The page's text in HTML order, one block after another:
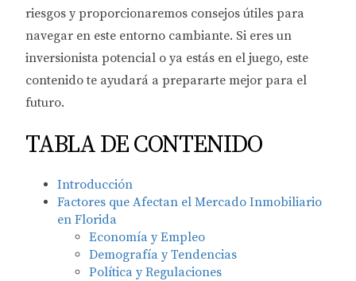
riesgos y proporcionaremos consejos útiles para
navegar en este entorno cambiante. Si eres un
inversionista potencial o ya estás en el juego, este
contenido te ayudará a prepararte mejor para el
futuro.
TABLA DE CONTENIDO
Introducción
Factores que Afectan el Mercado Inmobiliario
en Florida
Economía y Empleo
Demografía y Tendencias
Política y Regulaciones